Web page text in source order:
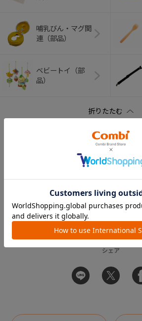
哺乳びん・マグ関
連（部品）
ベビートイ（部
品）
APP
コンビ 公式アカウント
SHARE
シェア